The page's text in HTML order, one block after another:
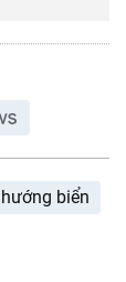
hướng biển